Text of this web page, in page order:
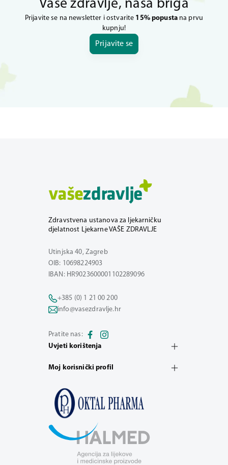
Vaše zdravlje, naša briga
Prijavite se na newsletter i ostvarite 15% popustana prvu
kupnju!
Prijavite se
Zdravstvena ustanova za ljekarničku
djelatnost Ljekarne VAŠE ZDRAVLJE
Utinjska 40, Zagreb
OIB: 10698224903
IBAN: HR9023600001102289096
+385 (0) 1 21 00 200
info@vasezdravlje.hr
Pratite nas:
Uvjeti korištenja
Moj korisnički profil